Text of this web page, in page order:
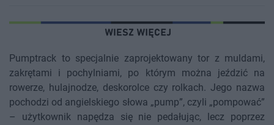
Pumptrack to specjalnie zaprojektowany tor z muldami,
zakrętami i pochylniami, po którym można jeździć na
rowerze, hulajnodze, deskorolce czy rolkach. Jego nazwa
pochodzi od angielskiego słowa „pump”, czyli „pompować”
– użytkownik napędza się nie pedałując, lecz poprzez